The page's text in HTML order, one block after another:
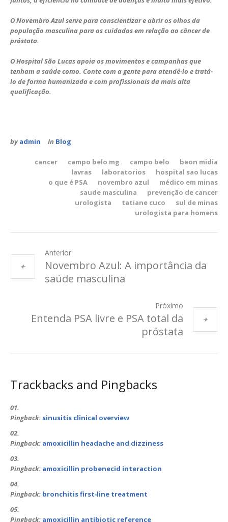
O Novembro Azul serve para conscientizar e abrir os olhos da
população masculina para os cuidados em relação ao câncer de
próstata.
O Hospital São Lucas apoia os movimentos e campanhas que
tenham a saúde como. Conte com a gente para atendê-lo e tratá-
lo de forma humanizada e com profissionais da mais alta
qualificação.
by admin In Blog
beon midia
campo belo
campo belo mg
cancer
hospital sao lucas
laboratorios
lavras
médico em minas
novembro azul
o que é PSA
prevenção de cancer
saude masculina
sul de minas
tatiane cuco
urologista
urologista para homens
Anterior
Novembro Azul: A importância da
saúde masculina
Próximo
Entenda PSA livre e PSA total da
próstata
Trackbacks and Pingbacks
Pingback: sinusitis clinical overview
Pingback: amoxicillin headache and dizziness
Pingback: amoxicillin probenecid interaction
Pingback: bronchitis first‑line treatment
Pingback: amoxicillin antibiotic reference